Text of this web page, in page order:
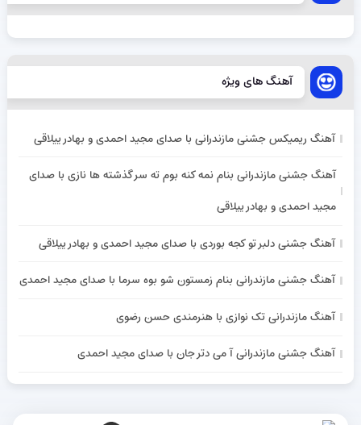
آهنگ های ویژه
آهنگ ریمیکس جشنی مازندرانی با صدای مجید احمدی و بهادر ییلاقی
آهنگ جشنی مازندرانی بنام نمه کنه بوم ته سر گذشته ها نازی با صدای
مجید احمدی و بهادر ییلاقی
آهنگ جشنی دلبر تو کجه بوردی با صدای مجید احمدی و بهادر ییلاقی
آهنگ جشنی مازندرانی بنام زمستون شو بوه سرما با صدای مجید احمدی
آهنگ مازندرانی تک نوازی با هنرمندی حسن رضوی
آهنگ جشنی مازندرانی آ می دتر جان با صدای مجید احمدی